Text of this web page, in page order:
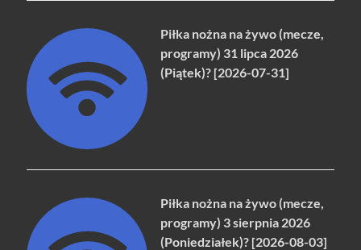
Piłka nożna na żywo (mecze,
programy) 31 lipca 2026
(Piątek)? [2026-07-31]
Piłka nożna na żywo (mecze,
programy) 3 sierpnia 2026
(Poniedziałek)? [2026-08-03]